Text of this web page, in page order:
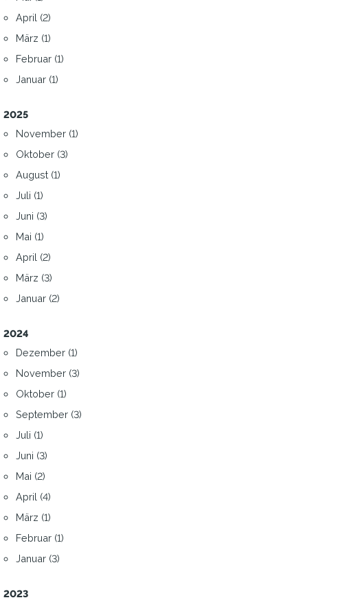
April (2)
März (1)
Februar (1)
Januar (1)
2025
November (1)
Oktober (3)
August (1)
Juli (1)
Juni (3)
Mai (1)
April (2)
März (3)
Januar (2)
2024
Dezember (1)
November (3)
Oktober (1)
September (3)
Juli (1)
Juni (3)
Mai (2)
April (4)
März (1)
Februar (1)
Januar (3)
2023